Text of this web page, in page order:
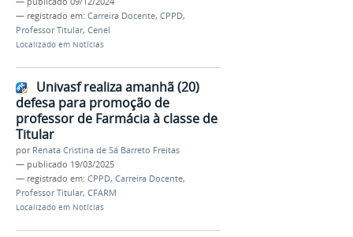
— registrado em: Carreira Docente, CPPD,
Professor Titular, Cenel
Localizado em Notícias
Univasf realiza amanhã (20)
defesa para promoção de
professor de Farmácia à classe de
Titular
por Renata Cristina de Sá Barreto Freitas
— publicado 19/03/2025
— registrado em: CPPD, Carreira Docente,
Professor Titular, CFARM
Localizado em Notícias